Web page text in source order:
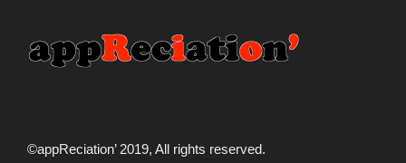
©️appReciation’ 2019, All rights reserved.